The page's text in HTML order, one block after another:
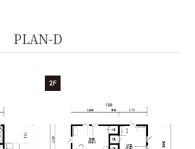
PLAN-D